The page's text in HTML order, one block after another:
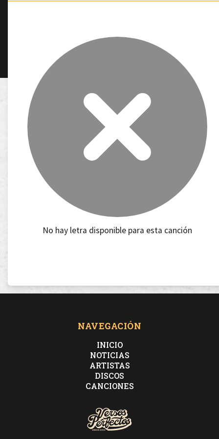
No hay letra disponible para esta canción
NAVEGACIÓN
INICIO
NOTICIAS
ARTISTAS
DISCOS
CANCIONES